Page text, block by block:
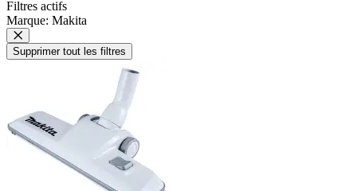
Filtres actifs
Marque: Makita
Supprimer tout les filtres